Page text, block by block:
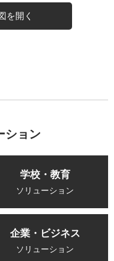
を開く
ション
学校・教育
ソリューション
企業・ビジネス
ソリューション